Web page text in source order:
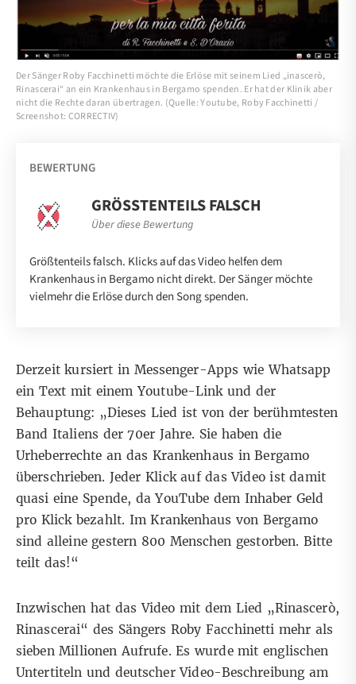
Der Sänger Roby Facchinetti möchte die Erlöse mit seinem Lied „inascerò,
Rinascerai“ an ein Krankenhaus in Bergamo spenden. Er hat der Klinik aber
nicht die Rechte daran übertragen. (Quelle: Youtube, Roby Facchinetti /
Screenshot: CORRECTIV)
BEWERTUNG
GRÖSSTENTEILS FALSCH
Über diese Bewertung
Größtenteils falsch. Klicks auf das Video helfen dem
Krankenhaus in Bergamo nicht direkt. Der Sänger möchte
vielmehr die Erlöse durch den Song spenden.
Derzeit kursiert in Messenger-Apps wie Whatsapp
ein Text mit einem Youtube-Link und der
Behauptung: „Dieses Lied ist von der berühmtesten
Band Italiens der 70er Jahre. Sie haben die
Urheberrechte an das Krankenhaus in Bergamo
überschrieben. Jeder Klick auf das Video ist damit
quasi eine Spende, da YouTube dem Inhaber Geld
pro Klick bezahlt. Im Krankenhaus von Bergamo
sind alleine gestern 800 Menschen gestorben. Bitte
teilt das!“
Inzwischen hat dasVideo mit dem Lied „Rinascerò,
Rinascerai“ des Sängers Roby Facchinetti mehr als
sieben Millionen Aufrufe. Es wurde mit englischen
Untertiteln und deutscher Video-Beschreibung am